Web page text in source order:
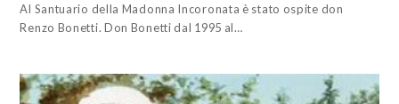
Al Santuario della Madonna Incoronata è stato ospite don
Renzo Bonetti. Don Bonetti dal 1995 al…